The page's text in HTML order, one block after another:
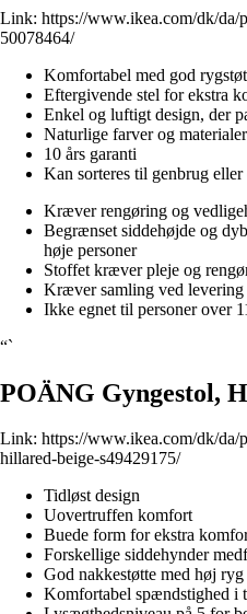
Link: https://www.ikea.com/dk/da/
50078464/
Komfortabel med god
Eftergivende stel for ekstra
Enkel og luftigt design, der
Naturlige farver og
10 års garanti
Kan sorteres til genbrug
Kræver rengøring og
Begrænset siddehøjde og
høje personer
Stoffet kræver pleje og
Kræver samling ved levering
Ikke egnet til personer over
“`
POÄNG Gyngestol,
Link: https://www.ikea.com/dk/da/
hillared-beige-s49429175/
Tidløst design
Uovertruffen komfort
Buede form for ekstra
Forskellige siddehynder
God nakkestøtte med høj ryg
Komfortabel spændstighed i